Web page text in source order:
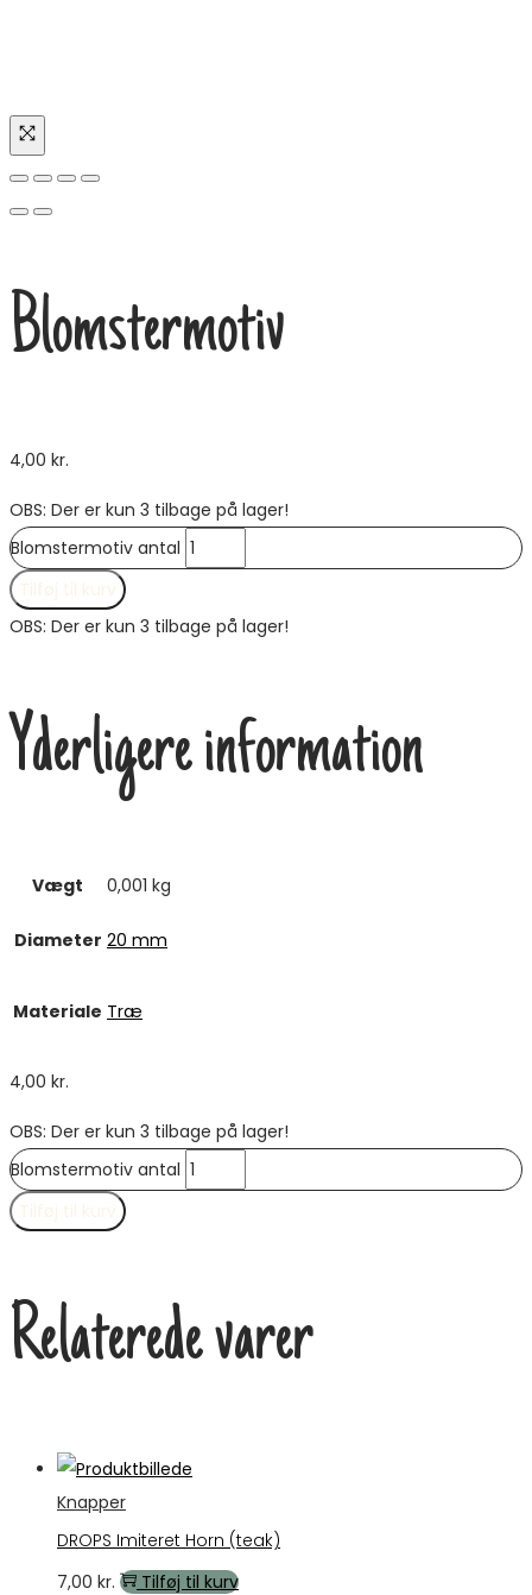
Blomstermotiv
4,00 kr.
OBS: Der er kun 3 tilbage på lager!
Blomstermotiv antal
Tilføj til kurv
OBS: Der er kun 3 tilbage på lager!
Yderligere information
Vægt 0,001 kg
Diameter 20 mm
Materiale Træ
4,00 kr.
OBS: Der er kun 3 tilbage på lager!
Blomstermotiv antal
Tilføj til kurv
Relaterede varer
Knapper
DROPS Imiteret Horn (teak)
7,00 kr. Tilføj til kurv